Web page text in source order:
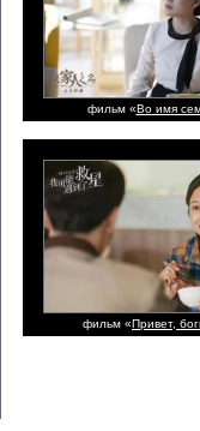
фильм «Во имя
фильм «Привет,